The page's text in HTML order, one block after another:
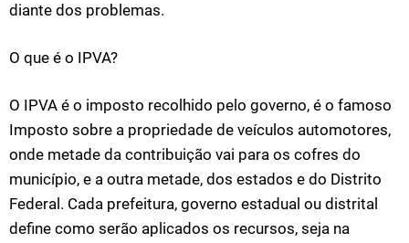
diante dos problemas.
O que é o IPVA?
O IPVA é o imposto recolhido pelo governo, é o famoso
Imposto sobre a propriedade de veículos automotores,
onde metade da contribuição vai para os cofres do
município, e a outra metade, dos estados e do Distrito
Federal. Cada prefeitura, governo estadual ou distrital
define como serão aplicados os recursos, seja na